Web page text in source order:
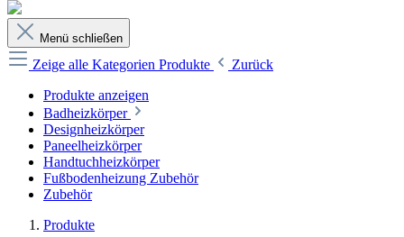
Menü schließen
Zeige alle Kategorien Produkte
Zurück
Produkte anzeigen
Badheizkörper
Designheizkörper
Paneelheizkörper
Handtuchheizkörper
Fußbodenheizung Zubehör
Zubehör
Produkte